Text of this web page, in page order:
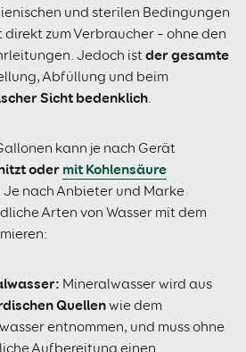
und sterilen Bedingungen
zum Verbraucher – ohne den
Jedoch istder gesamte
Abfüllung und beim
Sicht bedenklich.
kann je nach Gerät
odermit Kohlensäure
Je nach Anbieter und Marke
Arten von Wasser mit dem
Mineralwasser wird aus
Quellenwie dem
entnommen, und muss ohne
Aufbereitung einen